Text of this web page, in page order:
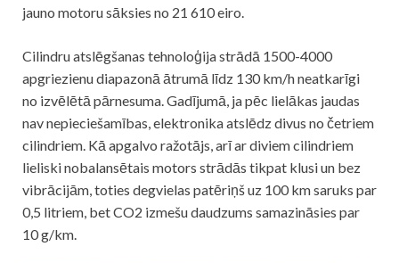
jauno motoru sāksies no 21 610 eiro.
Cilindru atslēgšanas tehnoloģija strādā 1500-4000
apgriezienu diapazonā ātrumā līdz 130 km/h neatkarīgi
no izvēlētā pārnesuma. Gadījumā, ja pēc lielākas jaudas
nav nepieciešamības, elektronika atslēdz divus no četriem
cilindriem. Kā apgalvo ražotājs, arī ar diviem cilindriem
lieliski nobalansētais motors strādās tikpat klusi un bez
vibrācijām, toties degvielas patēriņš uz 100 km saruks par
0,5 litriem, bet CO2 izmešu daudzums samazināsies par
10 g/km.